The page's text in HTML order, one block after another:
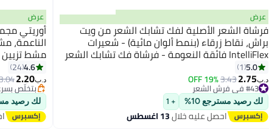
عرض
فرشاة الشعر الأصلية لفك تشابك الشعر من ويت
براش، نقاط زرقاء (بنمط ألوان مائية) - شعيرات
IntelliFlex فائقة النعومة - فرشاة فك تشابك الشعر
تنزلق بسهولة خلال التشابكات لجميع أنواع الشعر -
للشعر الرطب والجاف
5.0
1
د.ب‏2.75
3.43
19% OFF #43 في فرش الشعر
تم بيع +10 مؤخرًا
#43 في فرش الشعر
لك رصيد مسترجع 10% + 1
احصل عليه خلال13 اغسطس
عرض
الناعمة،
مشط
والأطفال
4.6
24
د.ب‏2.20
#10 في فرش الشعر
أقل سعر في
بتخلّص
تم بيع +30 مؤخرًا
#10 في فرش الشعر
لك رصيد